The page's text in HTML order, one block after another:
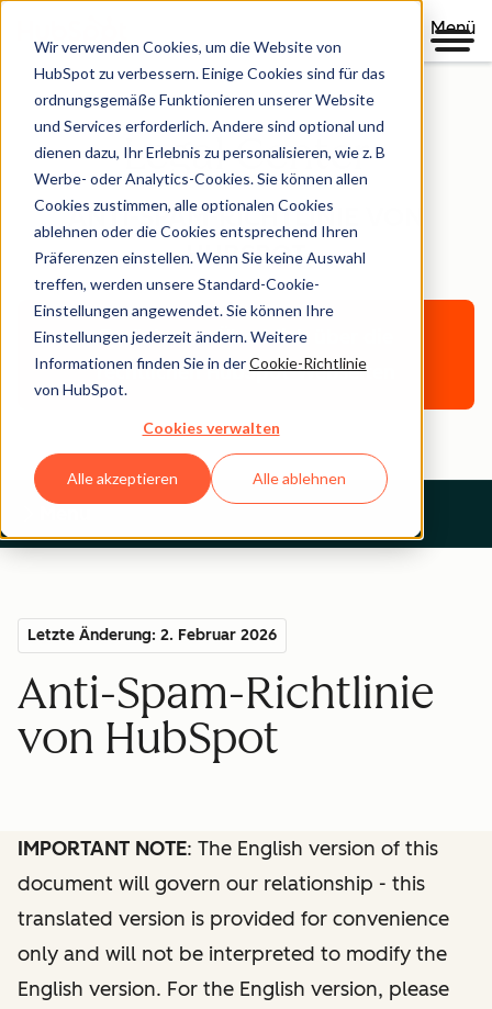
Wir verwenden Cookies, um die Website von
HubSpot zu verbessern. Einige Cookies sind für das
ordnungsgemäße Funktionieren unserer Website
und Services erforderlich. Andere sind optional und
dienen dazu, Ihr Erlebnis zu personalisieren, wie z. B
Werbe- oder Analytics-Cookies. Sie können allen
Cookies zustimmen, alle optionalen Cookies
ablehnen oder die Cookies entsprechend Ihren
Präferenzen einstellen. Wenn Sie keine Auswahl
treffen, werden unsere Standard-Cookie-
Einstellungen angewendet. Sie können Ihre
Einstellungen jederzeit ändern. Weitere
Informationen finden Sie in derCookie-Richtlinie
von HubSpot.
Cookies verwalten
Alle akzeptieren Alle ablehnen
Menü
Legal Center
ANTI-SPAM-RICHTLINIE VON
HUBSPOT
Zurück zum Überblick über die
rechtlichen HubSpot-Webseiten
Letzte Änderung: 2. Februar 2026
Anti-Spam-Richtlinie
von HubSpot
IMPORTANT NOTE: The English version of this
document will govern our relationship - this
translated version is provided for convenience
only and will not be interpreted to modify the
English version. For the English version, please